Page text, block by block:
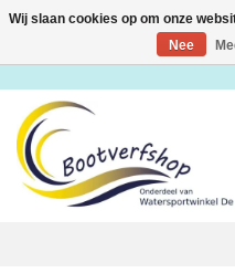
Toggle
Wij slaan cookies op om onze
Nee